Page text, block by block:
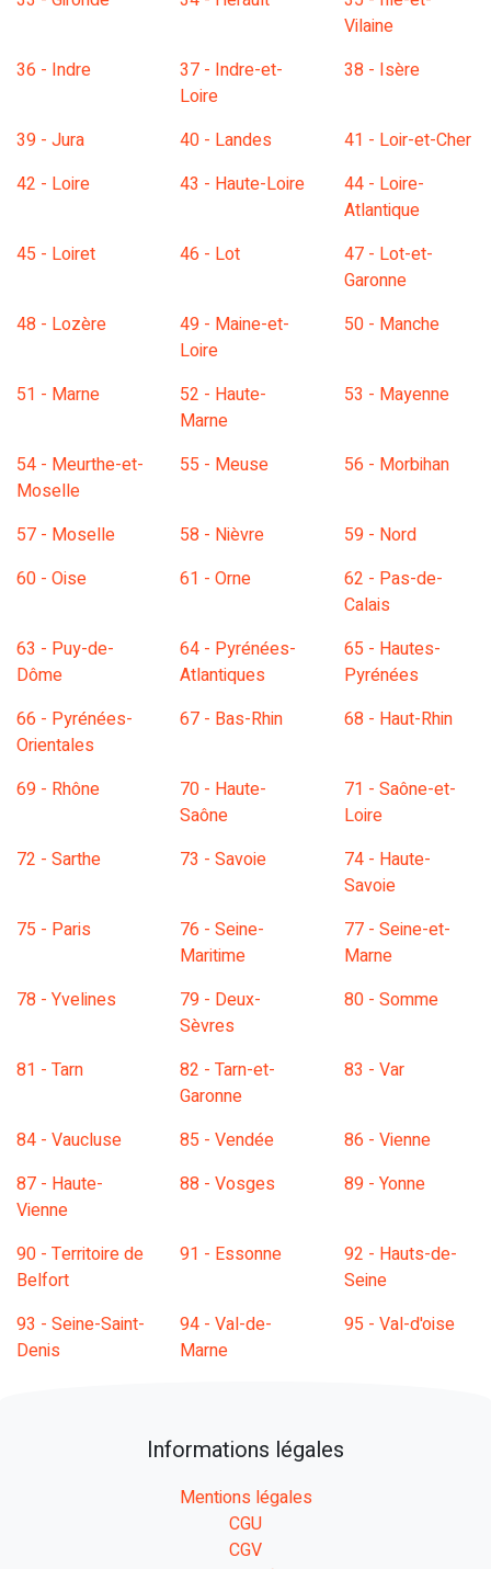
Vilaine
36 - Indre
37 - Indre-et-
Loire
38 - Isère
39 - Jura 40 - Landes
41 - Loir-et-Cher
42 - Loire
43 - Haute-Loire
44 - Loire-
Atlantique
45 - Loiret
46 - Lot
47 - Lot-et-
Garonne
48 - Lozère
49 - Maine-et-
Loire
50 - Manche
51 - Marne
52 - Haute-
Marne
53 - Mayenne
54 - Meurthe-et-
Moselle
55 - Meuse 56 - Morbihan
57 - Moselle 58 - Nièvre
59 - Nord
60 - Oise
61 - Orne
62 - Pas-de-
Calais
63 - Puy-de-
Dôme
64 - Pyrénées-
Atlantiques
65 - Hautes-
Pyrénées
66 - Pyrénées-
Orientales
67 - Bas-Rhin 68 - Haut-Rhin
69 - Rhône
70 - Haute-
Saône
71 - Saône-et-
Loire
72 - Sarthe
73 - Savoie
74 - Haute-
Savoie
75 - Paris
76 - Seine-
Maritime
77 - Seine-et-
Marne
78 - Yvelines
79 - Deux-
Sèvres
80 - Somme
81 - Tarn
82 - Tarn-et-
Garonne
83 - Var
84 - Vaucluse 85 - Vendée
86 - Vienne
87 - Haute-
Vienne
88 - Vosges 89 - Yonne
90 - Territoire de
Belfort
91 - Essonne
92 - Hauts-de-
Seine
93 - Seine-Saint-
Denis
94 - Val-de-
Marne
95 - Val-d'oise
Informations légales
Mentions légales
CGU
CGV